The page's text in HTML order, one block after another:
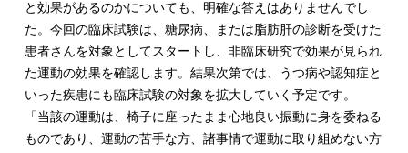
と効果があるのかについても、明確な答えはありませんでし
た。今回の臨床試験は、糖尿病、または脂肪肝の診断を受けた
患者さんを対象としてスタートし、非臨床研究で効果が見られ
た運動の効果を確認します。結果次第では、うつ病や認知症と
いった疾患にも臨床試験の対象を拡大していく予定です。
「当該の運動は、椅子に座ったまま心地良い振動に身を委ねる
ものであり、運動の苦手な方、諸事情で運動に取り組めない方